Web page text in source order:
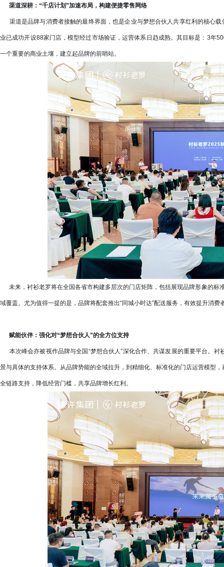
渠道深耕：“千店计划”加速布局，构建便捷零售网络
渠道是品牌与消费者接触的最终界面，也是企业与梦想合伙人共享红利的核心载
业已成功开设88家门店，模型经过市场验证，运营体系日趋成熟。其目标是：3年
一个重要的商业土壤，建立起品牌的前哨站。
未来，衬衫老罗将在全国各省市构建多层次的门店矩阵，包括展现品牌形象的标
域覆盖。尤为值得一提的是，品牌将配套推出“同城小时达”配送服务，有效提升消
赋能伙伴：强化对“梦想合伙人”的全方位支持
本次峰会亦被视作品牌与全国“梦想合伙人”深化合作、共谋发展的重要平台。
景与具体的支持体系。从品牌势能的全域拉升，到精细化、标准化的门店运营模型
全链路支持，降低经营门槛，共享品牌增长红利。